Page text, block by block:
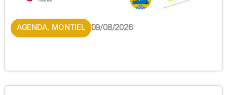
AGENDA, MONTIEL 09/08/2026